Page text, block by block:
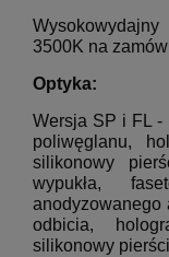
Wysokowydajny
3500K na
Optyka:
Wersja SP i FL -
poliwęglanu,
silikonowy
wypukła,
anodyzowanego
odbicia,
silikonowy